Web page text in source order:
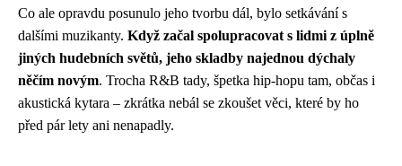
Co ale opravdu posunulo jeho tvorbu dál, bylo setkávání s
dalšími muzikanty. Když začal spolupracovat s lidmi z úplně
jiných hudebních světů, jeho skladby najednou dýchaly
něčím novým. Trocha R&B tady, špetka hip-hopu tam, občas i
akustická kytara – zkrátka nebál se zkoušet věci, které by ho
před pár lety ani nenapadly.